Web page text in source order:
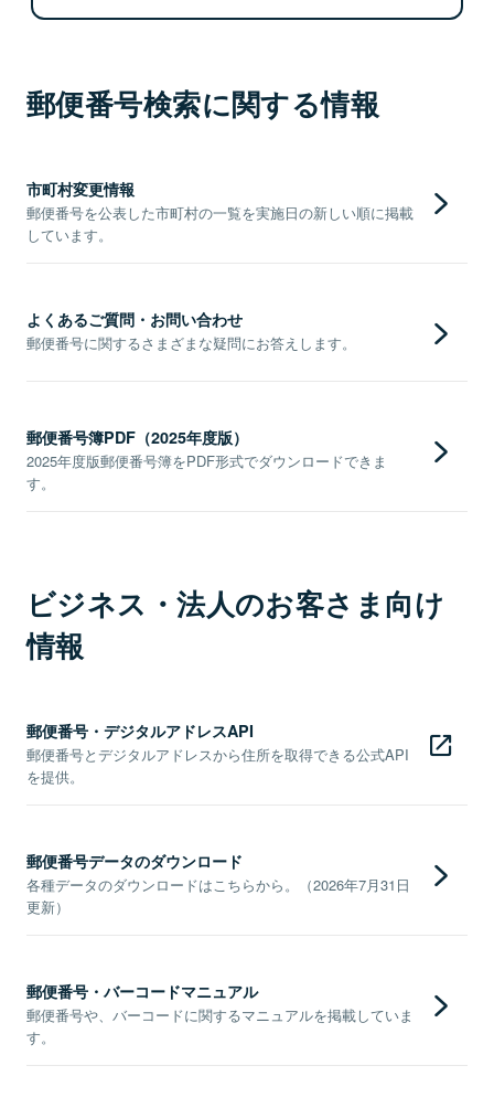
郵便番号検索に関する情報
市町村変更情報
郵便番号を公表した市町村の一覧を実施日の新しい順に掲載
しています。
よくあるご質問・お問い合わせ
郵便番号に関するさまざまな疑問にお答えします。
郵便番号簿PDF（2025年度版）
2025年度版郵便番号簿をPDF形式でダウンロードできま
す。
ビジネス・法人のお客さま向け
情報
郵便番号・デジタルアドレスAPI
郵便番号とデジタルアドレスから住所を取得できる公式API
を提供。
郵便番号データのダウンロード
各種データのダウンロードはこちらから。（2026年7月31日
更新）
郵便番号・バーコードマニュアル
郵便番号や、バーコードに関するマニュアルを掲載していま
す。